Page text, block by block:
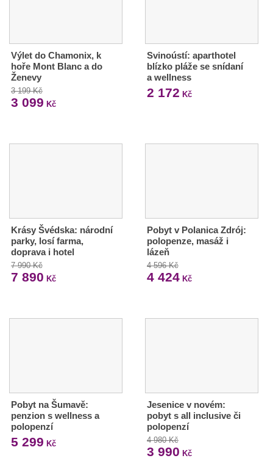
Výlet do Chamonix, k
hoře Mont Blanc a do
Ženevy
3 199 Kč
3 099 Kč
Svinoústí: aparthotel
blízko pláže se snídaní
a wellness
2 172 Kč
Krásy Švédska: národní
parky, losí farma,
doprava i hotel
7 990 Kč
7 890 Kč
Pobyt v Polanica Zdrój:
polopenze, masáž i
lázeň
4 596 Kč
4 424Kč
Pobyt na Šumavě:
penzion s wellness a
polopenzí
5 299 Kč
Jesenice v novém:
pobyt s all inclusive či
polopenzí
4 980 Kč
3 990 Kč